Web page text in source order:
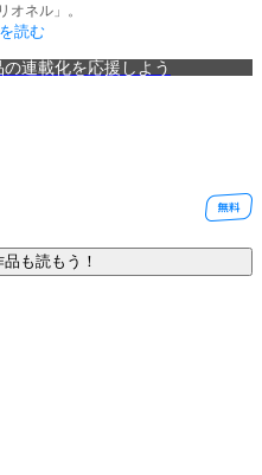
ネル」。
読む
の連載化を応援しよう
も読もう！